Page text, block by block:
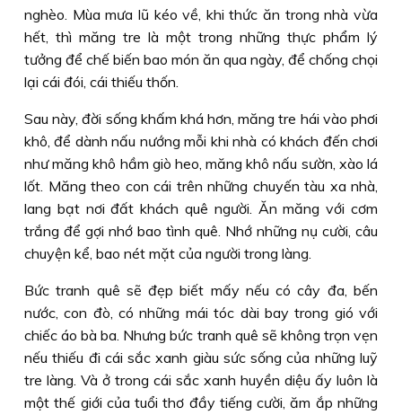
nghèo. Mùa mưa lũ kéo về, khi thức ăn trong nhà vừa
hết, thì măng tre là một trong những thực phẩm lý
tưởng để chế biến bao món ăn qua ngày, để chống chọi
lại cái đói, cái thiếu thốn.
Sau này, đời sống khấm khá hơn, măng tre hái vào phơi
khô, để dành nấu nướng mỗi khi nhà có khách đến chơi
như măng khô hầm giò heo, măng khô nấu sườn, xào lá
lốt. Măng theo con cái trên những chuyến tàu xa nhà,
lang bạt nơi đất khách quê người. Ăn măng với cơm
trắng để gợi nhớ bao tình quê. Nhớ những nụ cười, câu
chuyện kể, bao nét mặt của người trong làng.
Bức tranh quê sẽ đẹp biết mấy nếu có cây đa, bến
nước, con đò, có những mái tóc dài bay trong gió với
chiếc áo bà ba. Nhưng bức tranh quê sẽ không trọn vẹn
nếu thiếu đi cái sắc xanh giàu sức sống của những luỹ
tre làng. Và ở trong cái sắc xanh huyền diệu ấy luôn là
một thế giới của tuổi thơ đầy tiếng cười, ăm ắp những